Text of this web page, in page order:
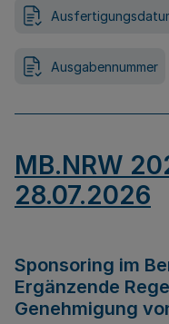
Ausgabennummer
MB.NRW
28.07.2026
Sponsoring im
Ergänzende
Genehmigung